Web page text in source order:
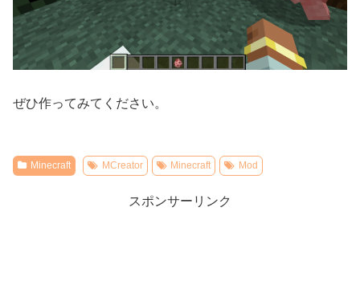
ぜひ作ってみてください。
Minecraft MCreator Minecraft Mod
スポンサーリンク